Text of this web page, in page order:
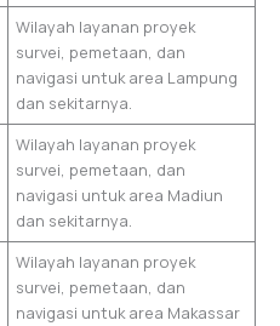
Wilayah layanan proyek
survei, pemetaan, dan
navigasi untuk area Lampung
dan sekitarnya.
Wilayah layanan proyek
survei, pemetaan, dan
navigasi untuk area Madiun
dan sekitarnya.
Wilayah layanan proyek
survei, pemetaan, dan
navigasi untuk area Makassar